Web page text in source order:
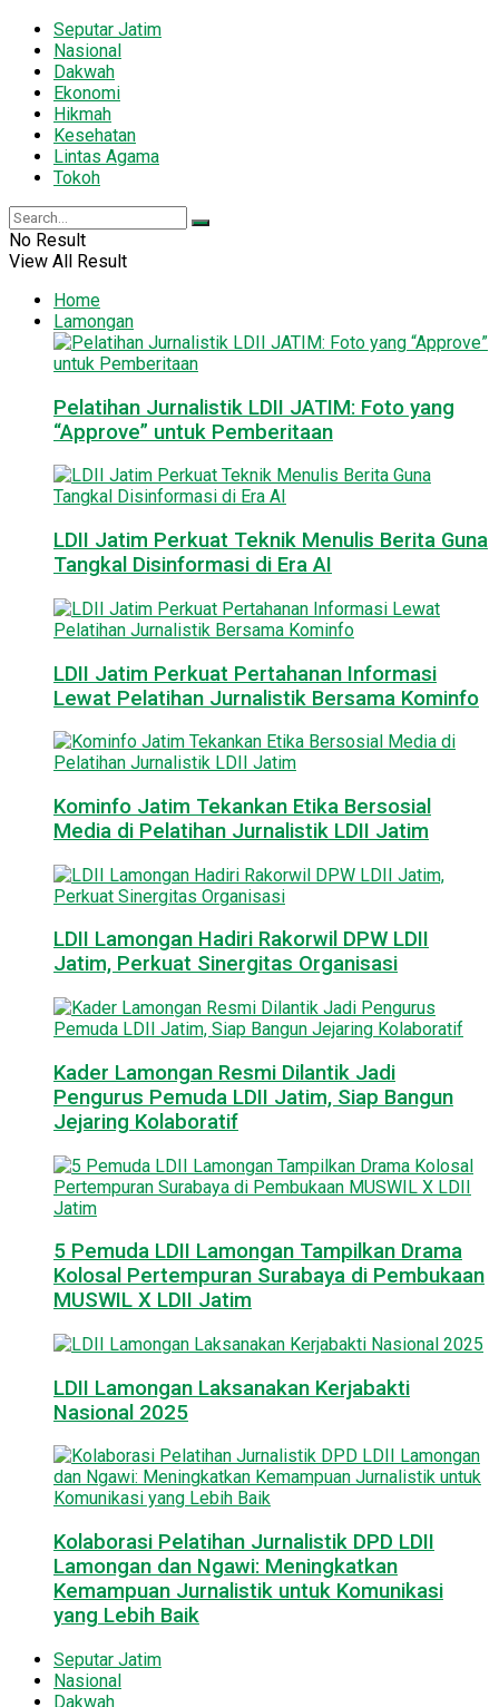
Seputar Jatim
Nasional
Dakwah
Ekonomi
Hikmah
Kesehatan
Lintas Agama
Tokoh
No Result
View All Result
Home
Lamongan
Pelatihan Jurnalistik LDII JATIM: Foto yang
“Approve” untuk Pemberitaan
LDII Jatim Perkuat Teknik Menulis Berita Guna
Tangkal Disinformasi di Era AI
LDII Jatim Perkuat Pertahanan Informasi
Lewat Pelatihan Jurnalistik Bersama Kominfo
Kominfo Jatim Tekankan Etika Bersosial
Media di Pelatihan Jurnalistik LDII Jatim
LDII Lamongan Hadiri Rakorwil DPW LDII
Jatim, Perkuat Sinergitas Organisasi
Kader Lamongan Resmi Dilantik Jadi
Pengurus Pemuda LDII Jatim, Siap Bangun
Jejaring Kolaboratif
5 Pemuda LDII Lamongan Tampilkan Drama
Kolosal Pertempuran Surabaya di Pembukaan
MUSWIL X LDII Jatim
LDII Lamongan Laksanakan Kerjabakti
Nasional 2025
Kolaborasi Pelatihan Jurnalistik DPD LDII
Lamongan dan Ngawi: Meningkatkan
Kemampuan Jurnalistik untuk Komunikasi
yang Lebih Baik
Seputar Jatim
Nasional
Dakwah